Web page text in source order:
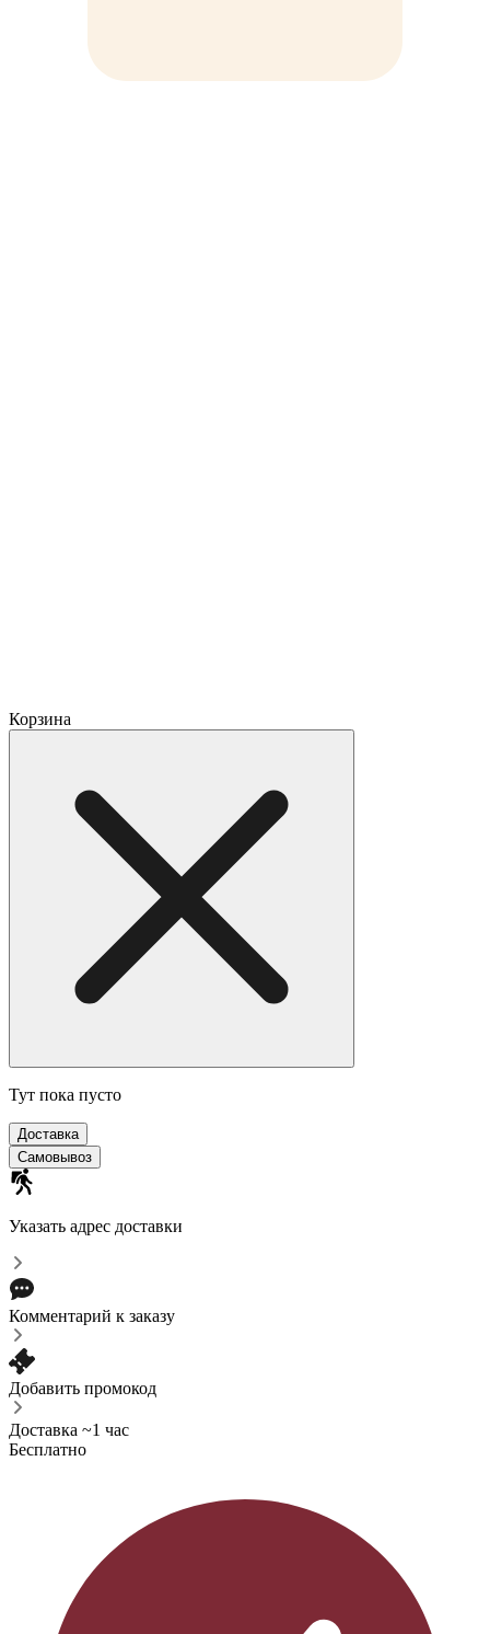
Корзина
Тут пока пусто
Доставка
Самовывоз
Указать адрес доставки
Комментарий к заказу
Добавить промокод
Доставка ~1 час
Бесплатно